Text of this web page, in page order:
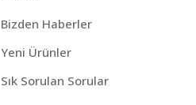
Bizden Haberler
Yeni Ürünler
Sık Sorulan Sorular